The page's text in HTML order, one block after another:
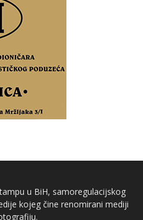
u BiH, samoregulacijskog
kojeg čine renomirani mediji